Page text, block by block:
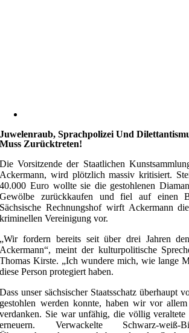
Juwelenraub, Sprachpolizei Und
Muss Zurücktreten!
Die Vorsitzende der Staatlichen
Ackermann, wird plötzlich massiv kritisiert.
40.000 Euro wollte sie die gestohlenen
Gewölbe zurückkaufen und fiel auf einen
Sächsische Rechnungshof wirft Ackermann
kriminellen Vereinigung vor.
„Wir fordern bereits seit über drei Jahren
Ackermann“, meint der kulturpolitische
Thomas Kirste. „Ich wundere mich, wie lange
diese Person protegiert haben.
Dass unser sächsischer Staatsschatz überhaupt
gestohlen werden konnte, haben wir vor
verdanken. Sie war unfähig, die völlig veraltete
erneuern. Verwackelte Schwarz-